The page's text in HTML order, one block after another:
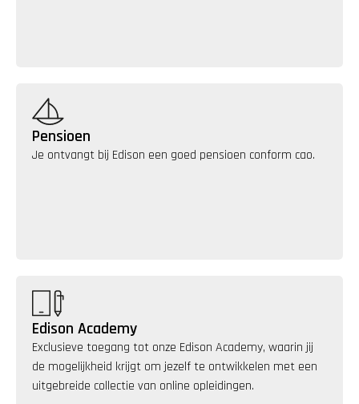
Pensioen
Je ontvangt bij Edison een goed pensioen conform cao.
Edison Academy
Exclusieve toegang tot onze Edison Academy, waarin jij
de mogelijkheid krijgt om jezelf te ontwikkelen met een
uitgebreide collectie van online opleidingen.